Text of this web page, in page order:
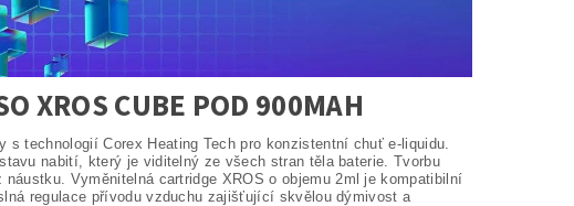
XROS CUBE POD 900MAH
technologií Corex Heating Tech pro konzistentní chuť e-liquidu.
nabití, který je viditelný ze všech stran těla baterie. Tvorbu
Vyměnitelná cartridge XROS o objemu 2ml je kompatibilní
regulace přívodu vzduchu zajišťující skvělou dýmivost a